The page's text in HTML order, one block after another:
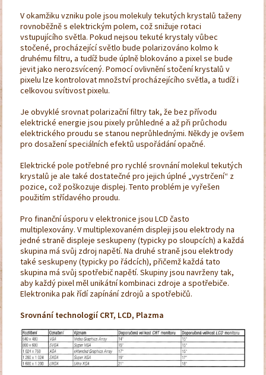
V okamžiku vzniku pole jsou molekuly tekutých krystalů taženy
rovnoběžně s elektrickým polem, což snižuje rotaci
vstupujícího světla. Pokud nejsou tekuté krystaly vůbec
stočené, procházející světlo bude polarizováno kolmo k
druhému filtru, a tudíž bude úplně blokováno a pixel se bude
jevit jako nerozsvícený. Pomocí ovlivnění stočení krystalů v
pixelu lze kontrolovat množství procházejícího světla, a tudíž i
celkovou svítivost pixelu.
Je obvyklé srovnat polarizační filtry tak, že bez přívodu
elektrické energie jsou pixely průhledné a až při průchodu
elektrického proudu se stanou neprůhlednými. Někdy je ovšem
pro dosažení speciálních efektů uspořádání opačné.
Elektrické pole potřebné pro rychlé srovnání molekul tekutých
krystalů je ale také dostatečné pro jejich úplné „vystrčení“ z
pozice, což poškozuje displej. Tento problém je vyřešen
použitím střídavého proudu.
Pro finanční úsporu v elektronice jsou LCD často
multiplexovány. V multiplexovaném displeji jsou elektrody na
jedné straně displeje seskupeny (typicky po sloupcích) a každá
skupina má svůj zdroj napětí. Na druhé straně jsou elektrody
také seskupeny (typicky po řádcích), přičemž každá tato
skupina má svůj spotřebič napětí. Skupiny jsou navrženy tak,
aby každý pixel měl unikátní kombinaci zdroje a spotřebiče.
Elektronika pak řídí zapínání zdrojů a spotřebičů.
Srovnání technologií CRT, LCD, Plazma